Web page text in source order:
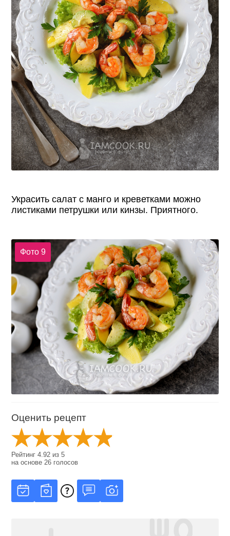
Украсить салат с манго и креветками можно
листиками петрушки или кинзы. Приятного.
Фото 9
Оценить рецепт
Рейтинг4.92 из5
на основе 26 голосов